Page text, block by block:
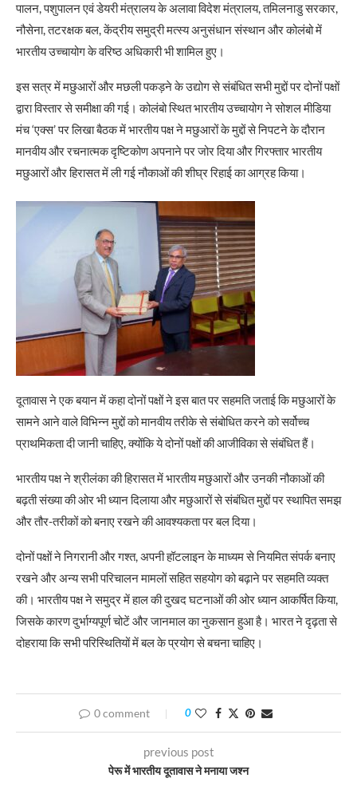
पालन, पशुपालन एवं डेयरी मंत्रालय के अलावा विदेश मंत्रालय, तमिलनाडु सरकार,
नौसेना, तटरक्षक बल, केंद्रीय समुद्री मत्स्य अनुसंधान संस्थान और कोलंबो में
भारतीय उच्चायोग के वरिष्ठ अधिकारी भी शामिल हुए।
इस सत्र में मछुआरों और मछली पकड़ने के उद्योग से संबंधित सभी मुद्दों पर दोनों पक्षों
द्वारा विस्तार से समीक्षा की गई। कोलंबो स्थित भारतीय उच्चायोग ने सोशल मीडिया
मंच ‘एक्स’ पर लिखा बैठक में भारतीय पक्ष ने मछुआरों के मुद्दों से निपटने के दौरान
मानवीय और रचनात्मक दृष्टिकोण अपनाने पर जोर दिया और गिरफ्तार भारतीय
मछुआरों और हिरासत में ली गई नौकाओं की शीघ्र रिहाई का आग्रह किया।
दूतावास ने एक बयान में कहा दोनों पक्षों ने इस बात पर सहमति जताई कि मछुआरों के
सामने आने वाले विभिन्न मुद्दों को मानवीय तरीके से संबोधित करने को सर्वोच्च
प्राथमिकता दी जानी चाहिए, क्योंकि ये दोनों पक्षों की आजीविका से संबंधित हैं।
भारतीय पक्ष ने श्रीलंका की हिरासत में भारतीय मछुआरों और उनकी नौकाओं की
बढ़ती संख्या की ओर भी ध्यान दिलाया और मछुआरों से संबंधित मुद्दों पर स्थापित समझ
और तौर-तरीकों को बनाए रखने की आवश्यकता पर बल दिया।
दोनों पक्षों ने निगरानी और गश्त, अपनी हॉटलाइन के माध्यम से नियमित संपर्क बनाए
रखने और अन्य सभी परिचालन मामलों सहित सहयोग को बढ़ाने पर सहमति व्यक्त
की। भारतीय पक्ष ने समुद्र में हाल की दुखद घटनाओं की ओर ध्यान आकर्षित किया,
जिसके कारण दुर्भाग्यपूर्ण चोटें और जानमाल का नुकसान हुआ है। भारत ने दृढ़ता से
दोहराया कि सभी परिस्थितियों में बल के प्रयोग से बचना चाहिए।
0 comment 0
previous post
पेरू में भारतीय दूतावास ने मनाया जश्न